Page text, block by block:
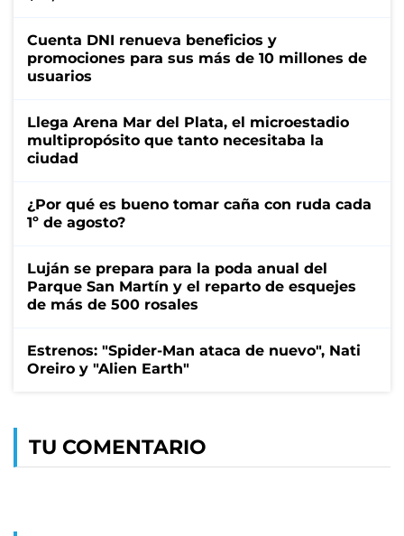
Cuenta DNI renueva beneficios y
promociones para sus más de 10 millones de
usuarios
Llega Arena Mar del Plata, el microestadio
multipropósito que tanto necesitaba la
ciudad
¿Por qué es bueno tomar caña con ruda cada
1º de agosto?
Luján se prepara para la poda anual del
Parque San Martín y el reparto de esquejes
de más de 500 rosales
Estrenos: "Spider-Man ataca de nuevo", Nati
Oreiro y "Alien Earth"
TU COMENTARIO